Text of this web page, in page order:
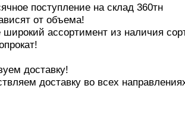
поступление на склад 360тн
от объема!
широкий ассортимент из наличия
доставку!
доставку во всех